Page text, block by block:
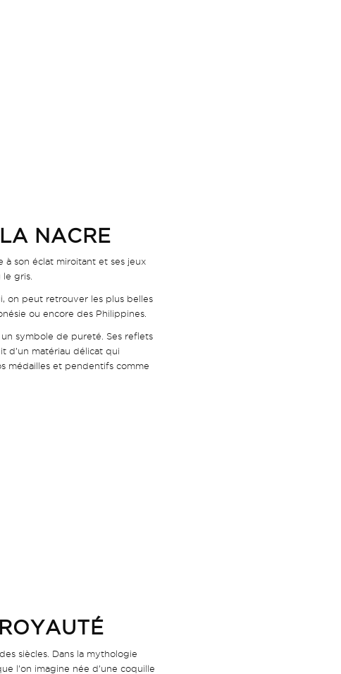
NACRE
à son éclat miroitant et ses jeux
gris.
on peut retrouver les plus belles
ou encore des Philippines.
symbole de pureté. Ses reflets
d’un matériau délicat qui
médailles et pendentifs comme
siècles. Dans la mythologie
l’on imagine née d’une coquille